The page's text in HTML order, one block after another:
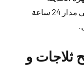
لدينا خدمة اصلاح ثلاجات الرابية على مدار 24 ساعة
ثلاجات و